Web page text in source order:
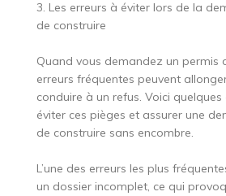
3. Les erreurs à éviter lors de la
de construire
Quand vous demandez un permis
erreurs fréquentes peuvent
conduire à un refus. Voici
éviter ces pièges et assurer une
de construire sans encombre.
L’une des erreurs les plus
un dossier incomplet, ce qui